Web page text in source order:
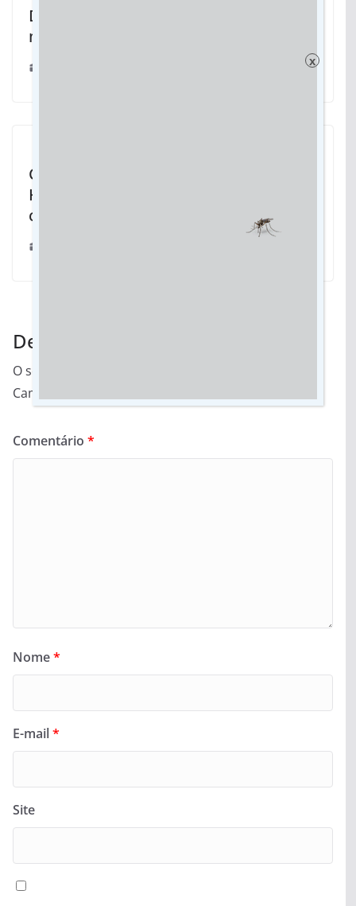
Desnutrição aumenta no Brasil e ela é
maior entre meninos negros
Cassems recebe menção honrosa do
Hospital Albert Einstein por trabalho
científico sobre desospitalização
Deixe um comentário
O seu endereço de e-mail não será publicado.
Campos obrigatórios são marcados com
Comentário *
Nome*
E-mail*
Site
x